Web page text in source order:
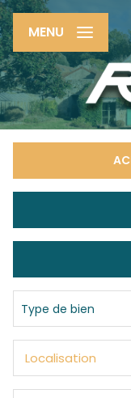
MENU
De l'immo pro
De l'immo pro
Type de bien
Localisation